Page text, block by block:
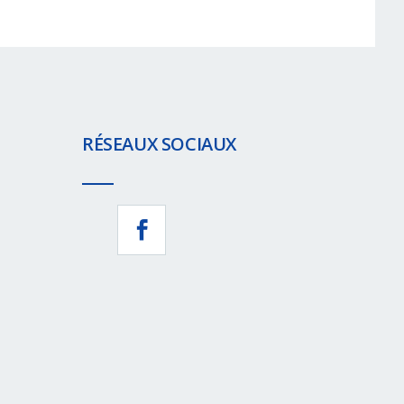
RÉSEAUX SOCIAUX